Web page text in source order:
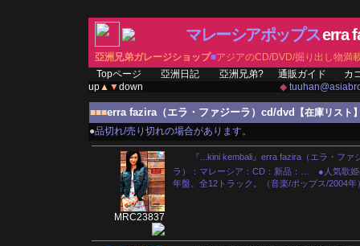
マレーシアポップスerra
亞洲兄弟ガレージショップ■アジアのCD/DVD/掘り出し物満
Topページ
亞洲日記 亞洲兄弟? 通販ガイド
カ
up▲ ▼down ◆
■■■erra fazira（エラ・ファジーラ）cd/dvd
【在庫リスト
●品切れ/売り切れの場合があります。
MRC23837
『...kini kembali』erra fazira（エラ・ファ
ラ）：マレーシア：CD：新品：… ●人気歌姫
年盤。全12トラック。（音楽/ポップス/2004年